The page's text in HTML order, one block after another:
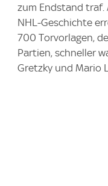
zum Endstand
NHL-Geschichte
700 Torvorlagen,
Partien, schneller
Gretzky und Mario